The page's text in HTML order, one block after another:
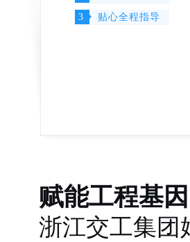
3 贴心全程指导
赋能工程基
浙江交工集团